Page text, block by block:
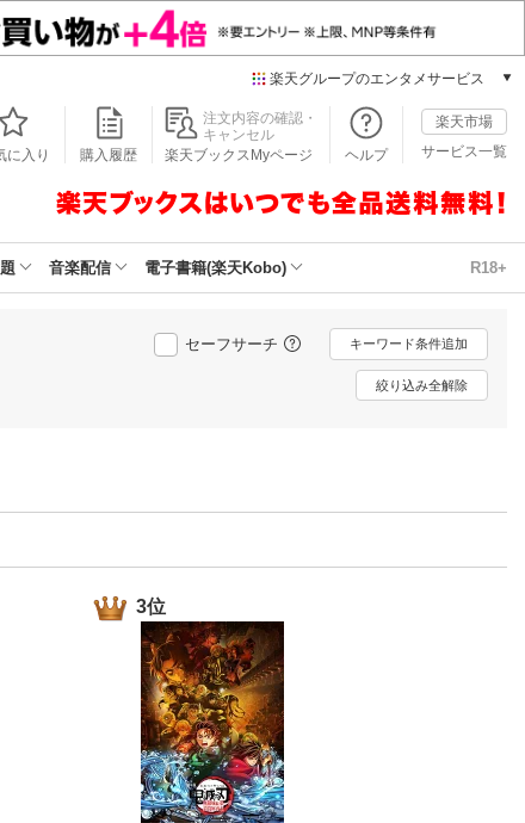
楽天グループのエンタメサービス
本/ゲーム/CD/DVD
楽天ブックス
楽天Kobo
動画配信
楽天TV
動画配信ガイド
チケット
エンタメニュース
に入り 購入履歴
注文内容の確認・
キャンセル
楽天ブックスMyページ
ヘルプ
楽天市場
サービス一覧
音楽配信 電子書籍(楽天Kobo) R18+
セーフサーチ キーワード条件追加
絞り込み全解除
3位